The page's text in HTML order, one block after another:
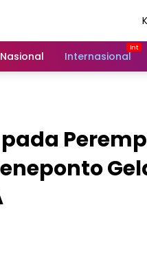
Nasional Internasional